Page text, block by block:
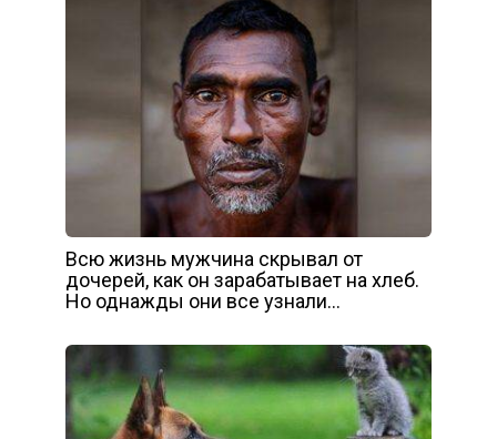
Всю жизнь мужчина скрывал от
дочерей, как он зарабатывает на хлеб.
Но однажды они все узнали…